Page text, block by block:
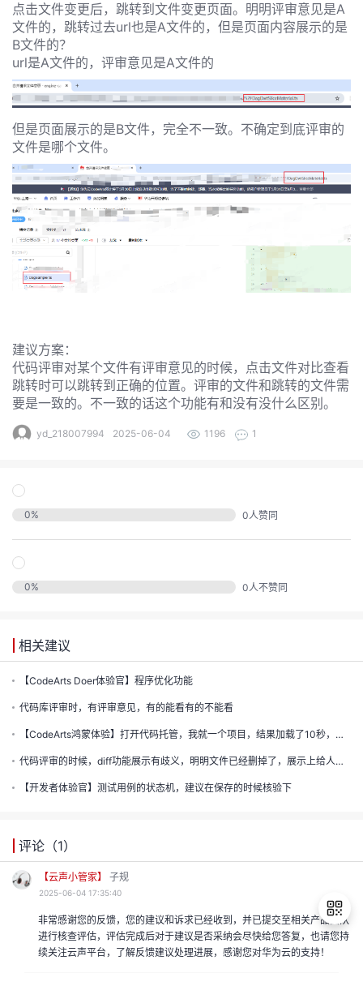
的
我
的
论
坛
我
的
圈
子
我
的
直
播
我
的
活
动
我
的
关
学
堂
我
课
程
的
认
证
我
的
实
我
的
藏
持
我
的
技
术
支
持
我
的
云
声
建
点击文件变更后，跳转到文件变更页面。明明评审意见是A
文件的，跳转过去url也是A文件的，但是页面内容展示的是
B文件的？
url是A文件的，评审意见是A文件的
但是页面展示的是B文件，完全不一致。不确定到底评审的
文件是哪个文件。
建议方案：
代码评审对某个文件有评审意见的时候，点击文件对比查看
跳转时可以跳转到正确的位置。评审的文件和跳转的文件需
要是一致的。不一致的话这个功能有和没有没什么区别。
yd_218007994 2025-06-04 1196 1
0% 0人赞同
0% 0人不赞同
相关建议
【CodeArts Doer体验官】程序优化功能
代码库评审时，有评审意见，有的能看有的不能看
【CodeArts鸿蒙体验】打开代码托管，我就一个项目，结果加载了10秒，这个速度应该要进行优化一下
代码评审的时候，diff功能展示有歧义，明明文件已经删掉了，展示上给人感觉是文件没有删掉，只是删掉了文件里的内容
【开发者体验官】测试用例的状态机，建议在保存的时候核验下
评论（1）
【云声小管家】 子规
2025-06-04 17:35:40
非常感谢您的反馈，您的建议和诉求已经收到，并已提交至相关产品团队
进行核查评估，评估完成后对于建议是否采纳会尽快给您答复，也请您持
续关注云声平台，了解反馈建议处理进展，感谢您对华为云的支持！